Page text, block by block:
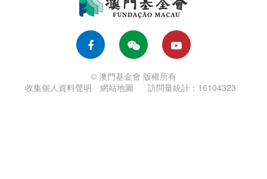
© 澳門基金會 版權所有
收集個人資料聲明
網站地圖 訪問量統計：16104323